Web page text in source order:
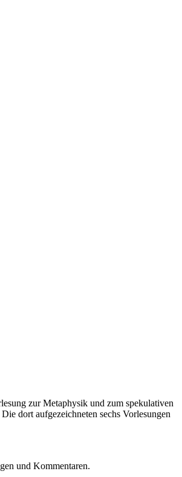
zur Metaphysik und zum spekulativen
dort aufgezeichneten sechs Vorlesungen
und Kommentaren.